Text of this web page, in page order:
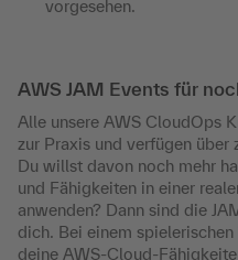
vorgesehen.
AWS JAM Events für
Alle unsere AWS CloudOps
zur Praxis und verfügen über
Du willst davon noch mehr
und Fähigkeiten in einer
anwenden? Dann sind die
dich. Bei einem
deine AWS-Cloud-